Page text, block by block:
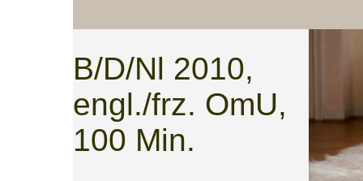
B/D/Nl 2010,
engl./frz. OmU,
100 Min.